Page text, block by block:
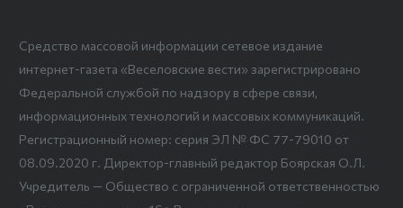
Средство массовой информации сетевое издание
интернет-газета «Веселовские вести» зарегистрировано
Федеральной службой по надзору в сфере связи,
информационных технологий и массовых коммуникаций.
Регистрационный номер: серия ЭЛ № ФС 77-79010 от
08.09.2020 г. Директор-главный редактор Боярская О.Л.
Учредитель — Общество с ограниченной ответственностью